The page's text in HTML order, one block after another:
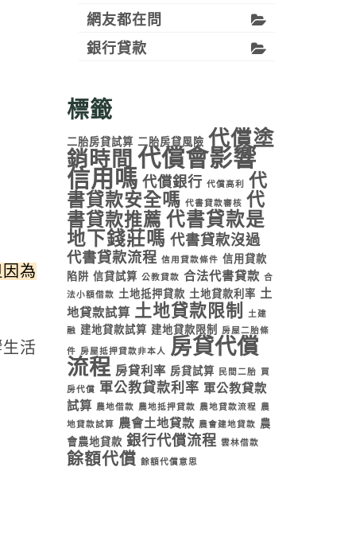
為
活
網友都在問
銀行貸款
標籤
二胎房貸試算 二胎房貸風險 代償塗
銷時間 代償會影響
信用嗎 代償銀行 代償高利
代
書貸款安全嗎 代書貸款審核 代
書貸款推薦 代書貸款是
地下錢莊嗎 代書貸款沒過
代書貸款流程 信用貸款條件 信用貸款
陷阱 信貸試算 公教貸款 合法代書貸款 合
法小額借款 土地抵押貸款 土地貸款利率 土
地貸款試算 土地貸款限制
土建
融
建地貸款試算 建地貸款限制 房屋二胎條
件 房屋抵押貸款非本人
房貸代償
流程 房貸利率 房貸試算 民間二胎
買
房代償
軍公教貸款利率 軍公教貸款
試算
農地借款 農地抵押貸款 農地貸款流程
農
地貸款試算
農會土地貸款 農會建地貸款
農
會農地貸款 銀行代償流程 雲林借款
餘額代償 餘額代償意思